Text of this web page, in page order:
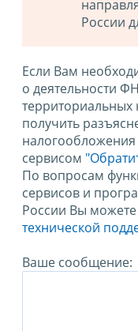
России
Если Вам
о деятельности
территориальных
получить
сервисом
По вопросам
сервисов и
России Вы можете
технической
Ваше сообщение: